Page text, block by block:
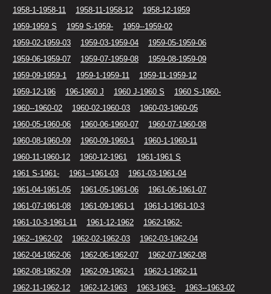
1958-1-1958-11
1958-11-1958-12
1958-12-1959
1959-1959 S
1959 S-1959-
1959--1959-02
1959-02-1959-03
1959-03-1959-04
1959-05-1959-06
1959-06-1959-07
1959-07-1959-08
1959-08-1959-09
1959-09-1959-1
1959-1-1959-11
1959-11-1959-12
1959-12-196
196-1960 J 1960 J-1960 S
1960 S-1960-
1960--1960-02
1960-02-1960-03
1960-03-1960-05
1960-05-1960-06
1960-06-1960-07
1960-07-1960-08
1960-08-1960-09
1960-09-1960-1
1960-1-1960-11
1960-11-1960-12
1960-12-1961
1961-1961 S
1961 S-1961-
1961--1961-03
1961-03-1961-04
1961-04-1961-05
1961-05-1961-06
1961-06-1961-07
1961-07-1961-08
1961-09-1961-1
1961-1-1961-10-3
1961-10-3-1961-11
1961-12-1962
1962-1962-
1962--1962-02
1962-02-1962-03
1962-03-1962-04
1962-04-1962-06
1962-06-1962-07
1962-07-1962-08
1962-08-1962-09
1962-09-1962-1
1962-1-1962-11
1962-11-1962-12
1962-12-1963 1963-1963-
1963--1963-02